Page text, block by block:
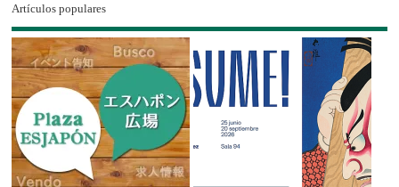
Artículos populares